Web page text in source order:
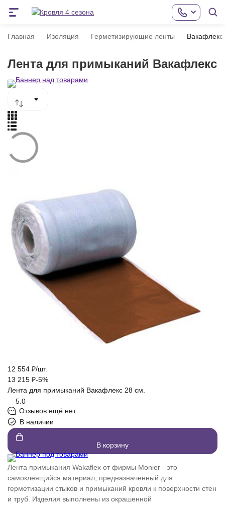
Главная Изоляция Герметизирующие ленты Вакафлекс
Лента для примыканий Вакафлекс
12 554 ₽/шт.
13 215 ₽-5%
Лента для примыканий Вакафлекс 28 см.
5.0
Отзывов ещё нет
В наличии
В корзину
Лента примыкания Wakaflex от фирмы Monier - это
самоклеящийся материал, предназначенный для
герметизации стыков и примыканий кровли к поверхности стен
и труб. Изделия выполнены из окрашенной